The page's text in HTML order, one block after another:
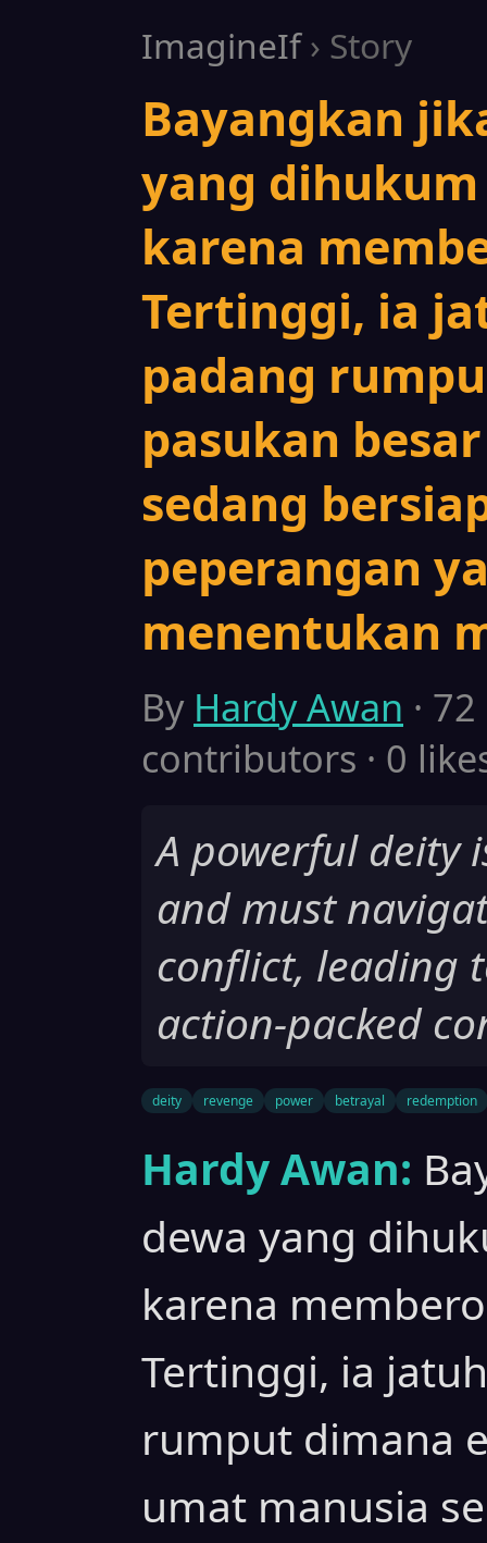
ImagineIf› Story
Bayangkan
yang
karena
Tertinggi, ia
padang
pasukan
sedang
peperangan
menentukan
By Hardy Awan ·
contributors · 0
A powerful deity
and must
conflict, leading
action-packed
deity revenge power betrayal redemption
Hardy Awan:
dewa yang
karena
Tertinggi, ia
rumput dimana
umat manusia